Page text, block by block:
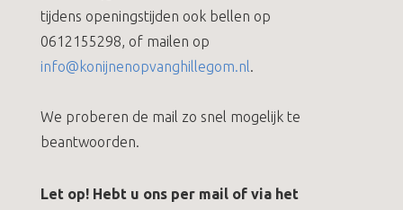
tijdens openingstijden ook bellen op
0612155298, of mailen op
info@konijnenopvanghillegom.nl.
We proberen de mail zo snel mogelijk te
beantwoorden.
Let op! Hebt u ons per mail of via het